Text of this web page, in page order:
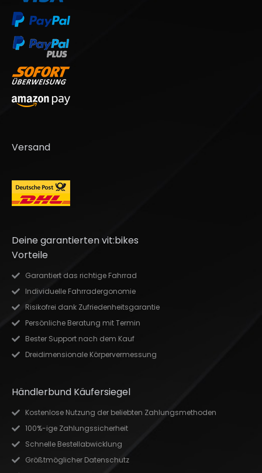
Versand
Deine garantierten vit:bikes
Vorteile
Garantiert das richtige Fahrrad
Individuelle Fahrradergonomie
Risikofrei dank Zufriedenheitsgarantie
Persönliche Beratung mit Termin
Bester Support nach dem Kauf
Dreidimensionale Körpervermessung
Händlerbund Käufersiegel
Kostenlose Nutzung der beliebten Zahlungsmethoden
100%-ige Zahlungssicherheit
Schnelle Bestellabwicklung
Größtmöglicher Datenschutz